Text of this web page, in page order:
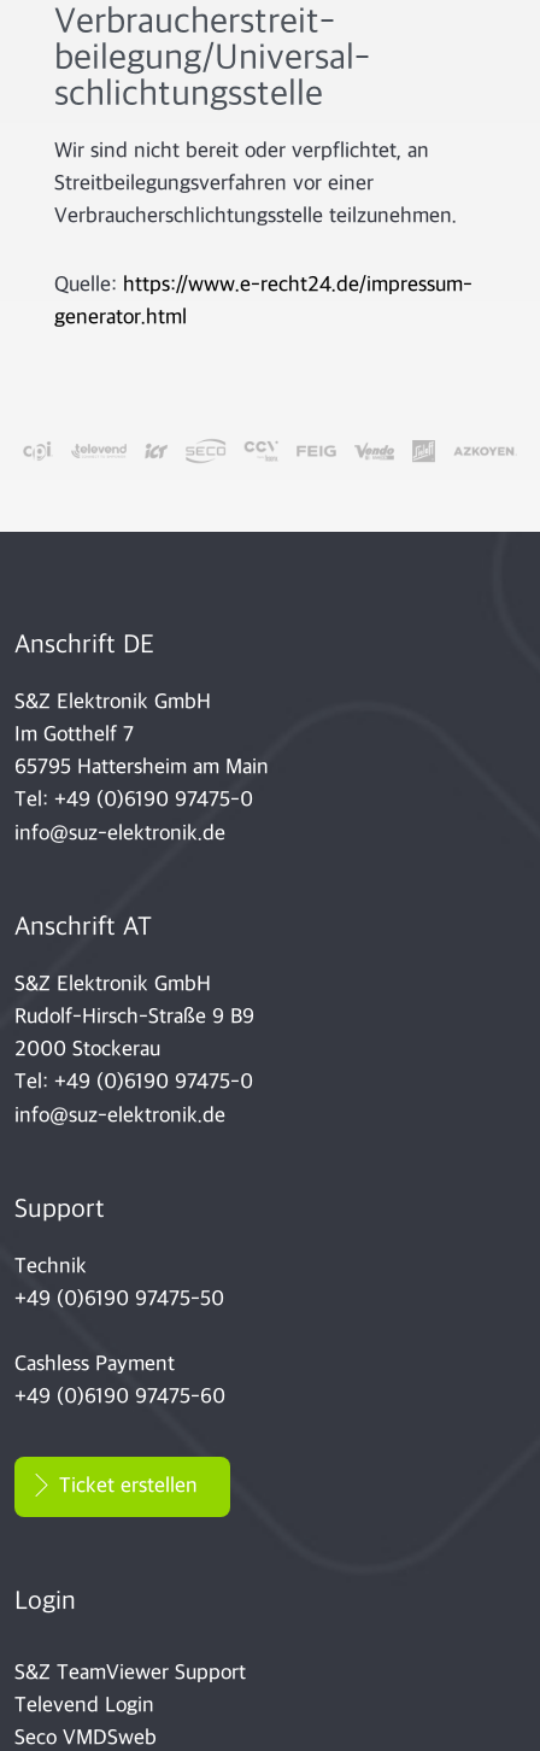
Verbraucher­streit­
beilegung/Universal­
schlichtungs­stelle
Wir sind nicht bereit oder verpflichtet, an
Streitbeilegungsverfahren vor einer
Verbraucherschlichtungsstelle teilzunehmen.
Quelle: https://www.e-recht24.de/impressum-
generator.html
Anschrift DE
S&Z Elektronik GmbH
Im Gotthelf 7
65795 Hattersheim am Main
Tel: +49 (0)6190 97475-0
info@suz-elektronik.de
Anschrift AT
S&Z Elektronik GmbH
Rudolf-Hirsch-Straße 9 B9
2000 Stockerau
Tel: +49 (0)6190 97475-0
info@suz-elektronik.de
Support
Technik
+49 (0)6190 97475-50
Cashless Payment
+49 (0)6190 97475-60
Ticket erstellen
Login
S&Z TeamViewer Support
Televend Login
Seco VMDSweb